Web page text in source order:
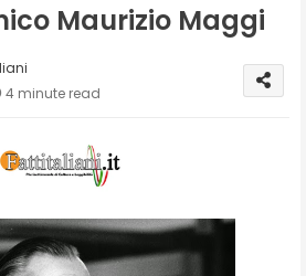
Maurizio Maggi
4 minute read